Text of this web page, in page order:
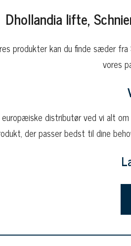
Dhollandia lifte,
produkter kan du finde sæder
vores
europæiske distributør ved vi alt
der passer bedst til dine